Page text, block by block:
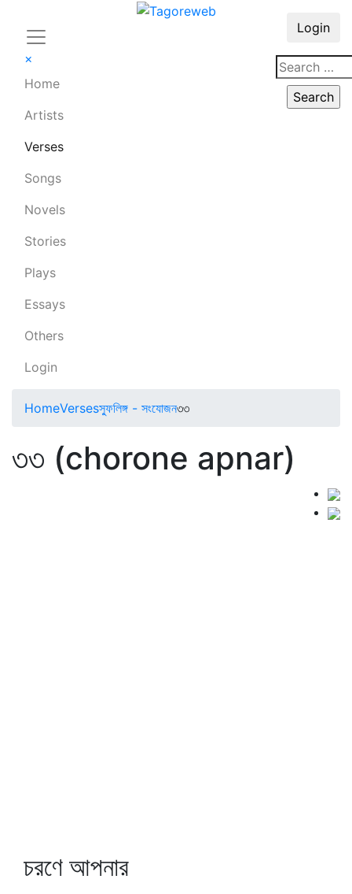
×
Home
Artists
Verses
Songs
Novels
Stories
Plays
Essays
Others
Login
Login
HomeVersesস্ফুলিঙ্গ - সংযোজন৩৩
৩৩ (chorone apnar)
চরণে আপনার